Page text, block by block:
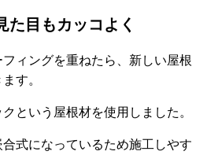
た目もカッコよく
ィングを重ねたら、新しい屋根
す。
という屋根材を使用しました。
式になっているため施工しやす